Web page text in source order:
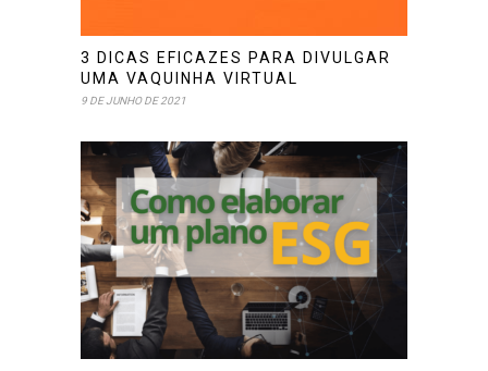
3 DICAS EFICAZES PARA DIVULGAR
UMA VAQUINHA VIRTUAL
9 DE JUNHO DE 2021